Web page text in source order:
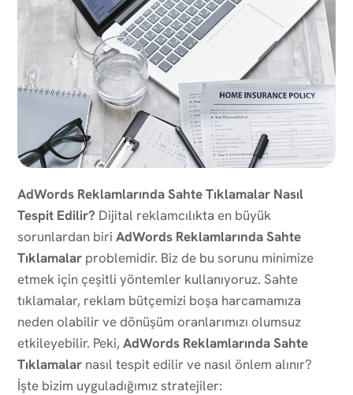
AdWords Reklamlarında Sahte Tıklamalar Nasıl
Tespit Edilir? Dijital reklamcılıkta en büyük
sorunlardan biri AdWords Reklamlarında Sahte
Tıklamalar problemidir. Biz de bu sorunu minimize
etmek için çeşitli yöntemler kullanıyoruz. Sahte
tıklamalar, reklam bütçemizi boşa harcamamıza
neden olabilir ve dönüşüm oranlarımızı olumsuz
etkileyebilir. Peki,AdWords Reklamlarında Sahte
Tıklamalar nasıl tespit edilir ve nasıl önlem alınır?
İşte bizim uyguladığımız stratejiler: